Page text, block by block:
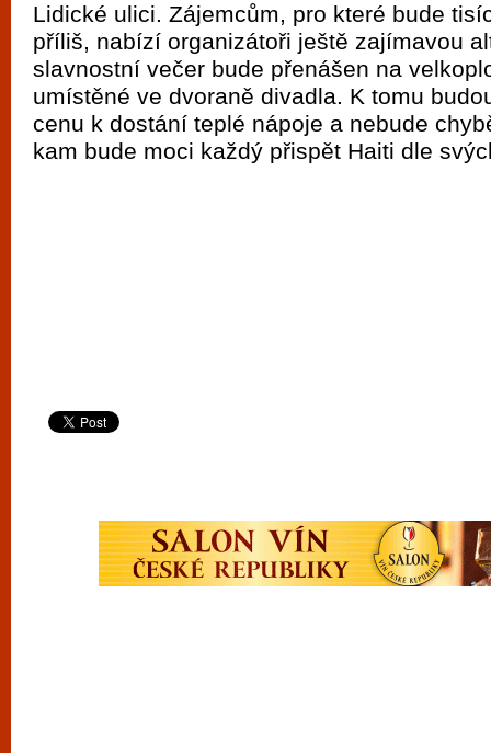
Lidické ulici. Zájemcům, pro které bude
příliš, nabízí organizátoři ještě zajímavou
slavnostní večer bude přenášen na
umístěné ve dvoraně divadla. K tomu
cenu k dostání teplé nápoje a nebude
kam bude moci každý přispět Haiti dle
po moderní automaty jak pro pravidelné
příležitostné hráče. V...